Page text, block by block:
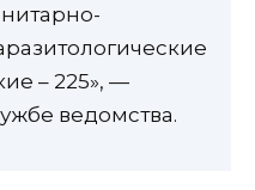
– 225», —
ведомства.